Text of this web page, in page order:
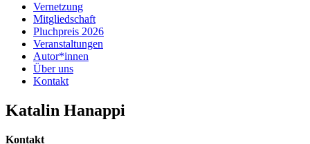
Vernetzung
Mitgliedschaft
Pluchpreis 2026
Veranstaltungen
Autor*innen
Über uns
Kontakt
Katalin Hanappi
Kontakt